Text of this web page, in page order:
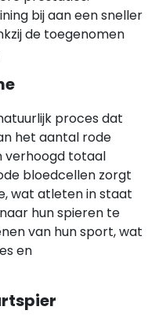
bij aan een sneller
de toegenomen
proces dat
het aantal rode
verhoogd totaal
bloedcellen zorgt
wat atleten in staat
hun spieren te
van hun sport, wat
en